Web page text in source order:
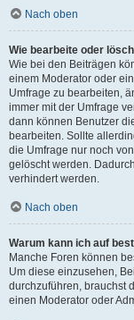
Nach oben
Wie bearbeite oder
Wie bei den Beiträgen
einem Moderator oder
Umfrage zu bearbeiten,
immer mit der Umfrage
dann können Benutzer
bearbeiten. Sollte
die Umfrage nur noch
gelöscht werden.
verhindert werden.
Nach oben
Warum kann ich auf
Manche Foren können
Um diese einzusehen,
durchzuführen, brauchst
einen Moderator oder